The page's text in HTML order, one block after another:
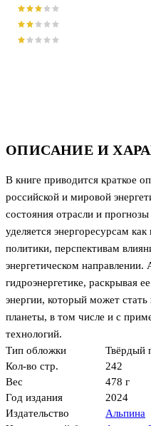
ОПИСАНИЕ И
В книге приводится краткое
российской и мировой
состояния отрасли и
уделяется энергоресурсам
политики, перспективам
энергетическом направлении.
гидроэнергетике, раскрывая
энергии, который может
планеты, в том числе и с
технологий.
Тип обложки
Твёрдый
Кол-во стр.
242
Вес
478 г
Год издания
2024
Издательство
Альпина